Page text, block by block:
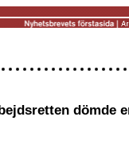
dömde